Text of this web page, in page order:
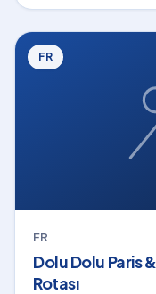
FR
FR
Dolu Dolu Paris
Rotası